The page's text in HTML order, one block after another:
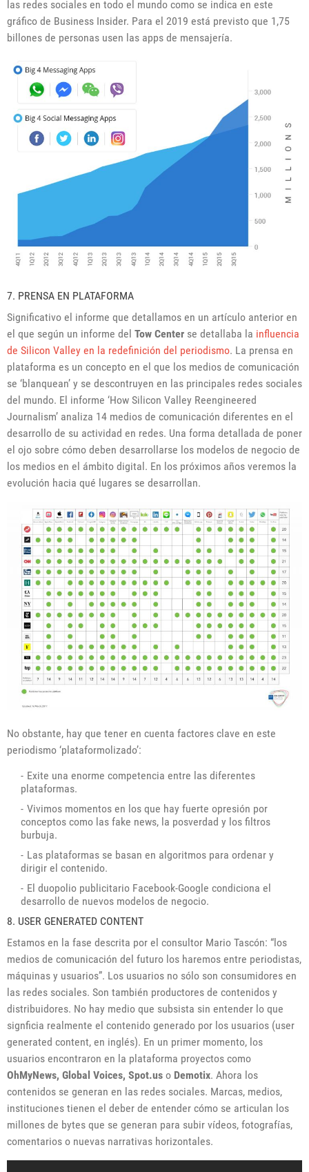
las redes sociales en todo el mundo como se indica en este
gráfico de Business Insider. Para el 2019 está previsto que 1,75
billones de personas usen las apps de mensajería.
7. PRENSA EN PLATAFORMA
Significativo el informe que detallamos en un artículo anterior en
el que según un informe del Tow Center se detallaba la influencia
de Silicon Valley en la redefinición del periodismo. La prensa en
plataforma es un concepto en el que los medios de comunicación
se ‘blanquean’ y se descontruyen en las principales redes sociales
del mundo. El informe ‘How Silicon Valley Reengineered
Journalism’ analiza 14 medios de comunicación diferentes en el
desarrollo de su actividad en redes. Una forma detallada de poner
el ojo sobre cómo deben desarrollarse los modelos de negocio de
los medios en el ámbito digital. En los próximos años veremos la
evolución hacia qué lugares se desarrollan.
No obstante, hay que tener en cuenta factores clave en este
periodismo ‘plataformolizado’:
Exite una enorme competencia entre las diferentes
plataformas.
Vivimos momentos en los que hay fuerte opresión por
conceptos como las fake news, la posverdad y los filtros
burbuja.
Las plataformas se basan en algoritmos para ordenar y
dirigir el contenido.
El duopolio publicitario Facebook-Google condiciona el
desarrollo de nuevos modelos de negocio.
8. USER GENERATED CONTENT
Estamos en la fase descrita por el consultor Mario Tascón: “los
medios de comunicación del futuro los haremos entre periodistas,
máquinas y usuarios”. Los usuarios no sólo son consumidores en
las redes sociales. Son también productores de contenidos y
distribuidores. No hay medio que subsista sin entender lo que
signficia realmente el contenido generado por los usuarios (user
generated content, en inglés). En un primer momento, los
usuarios encontraron en la plataforma proyectos como
OhMyNews, Global Voices, Spot.us o Demotix. Ahora los
contenidos se generan en las redes sociales. Marcas, medios,
instituciones tienen el deber de entender cómo se articulan los
millones de bytes que se generan para subir vídeos, fotografías,
comentarios o nuevas narrativas horizontales.